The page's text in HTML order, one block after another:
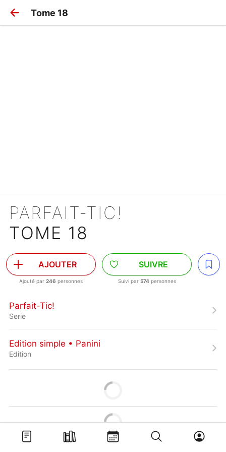
Tome 18
PARFAIT-TIC!
TOME 18
AJOUTER
Ajouté par 246 personnes
SUIVRE
Suivi par 574personnes
Parfait-Tic!
Serie
Edition simple • Panini
Edition